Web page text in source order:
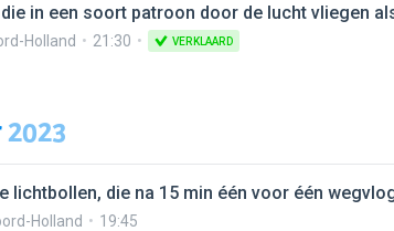
in een soort patroon door de lucht vliegen
Holland 21:30 VERKLAARD
2023
lichtbollen, die na 15 min één voor één
Holland 19:45